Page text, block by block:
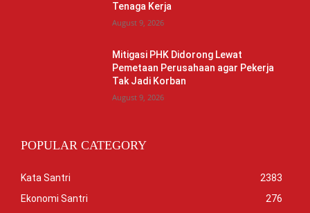
Tenaga Kerja
August 9, 2026
Mitigasi PHK Didorong Lewat
Pemetaan Perusahaan agar Pekerja
Tak Jadi Korban
August 9, 2026
POPULAR CATEGORY
Kata Santri
2383
Ekonomi Santri
276